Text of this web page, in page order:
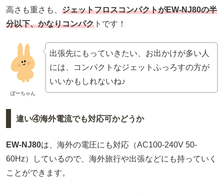
高さも重さも、 ジェットフロスコンパクトがEW-NJ80の半
分以下、かなりコンパク トです！
ぽーちゃん
出張先にもっていきたい、お出かけが多い人
には、コンパクトなジェットふっろすの方が
いいかもしれないね♪
違い④海外電流でも対応可かどうか
EW-NJ80は、海外の電圧にも対応（AC100-240V 50-
60Hz）しているので、海外旅行や出張などにも持っていく
ことができます。